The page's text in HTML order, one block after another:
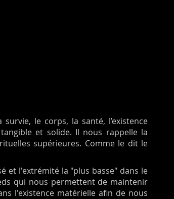
le corps, la santé, l’existence
et solide. Il nous rappelle la
supérieures. Comme le dit le
et l'extrémité la "plus basse" dans le
qui nous permettent de maintenir
l'existence matérielle afin de nous